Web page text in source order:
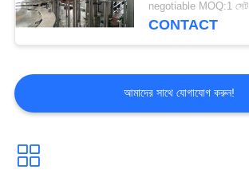
negotiable MOQ:1 সেট
CONTACT
আমাদের সাথে যোগাযোগ করুন!